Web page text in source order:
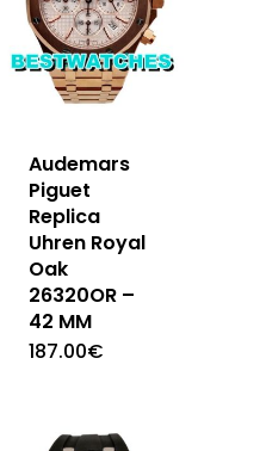
Audemars
Piguet
Replica
Uhren Royal
Oak
26320OR –
42 MM
187.00€